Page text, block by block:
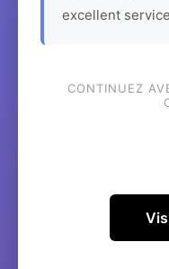
excellent
CONTINUEZ